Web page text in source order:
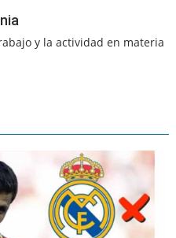
y la actividad en materia